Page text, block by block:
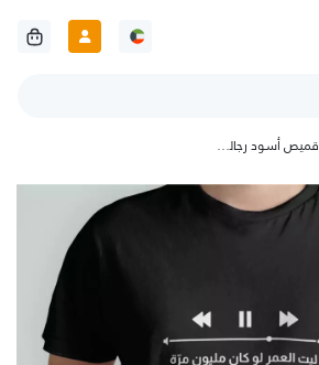
قميص أسود رجالي مع تصميم أغنية حسب الطلب